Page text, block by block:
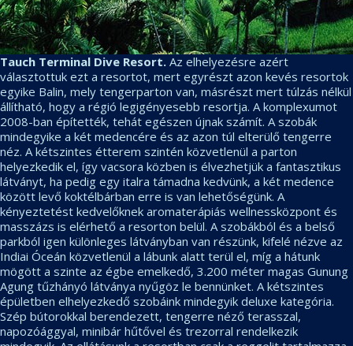
Tauch Terminal Dive Resort. Az elhelyezésre azért
választottuk ezt a resortot, mert egyrészt azon kevés resortok
egyike Balin, mely tengerparton van, másrészt mert túlzás nélkül
állítható, hogy a régió legigényesebb resortja. A komplexumot
2008-ban építették, tehát egészen újnak számít. A szobák
mindegyike a két medencére és az azon túl elterülő tengerre
néz. A kétszintes étterem szintén közvetlenül a parton
helyezkedik el, így vacsora közben is élvezhetjük a fantasztikus
látványt, ha pedig egy italra támadna kedvünk, a két medence
között levő koktélbárban erre is van lehetőségünk. A
kényeztetést kedvelőknek aromaterápiás wellnessközpont és
masszázs is elérhető a resorton belül. A szobákból és a belső
parkból igen különleges látványban van részünk, kifelé nézve az
Indiai Óceán közvetlenül a lábunk alatt terül el, míg a hátunk
mögött a szinte az égbe emelkedő, 3.200 méter magas Gunung
Agung tűzhányó látványa nyűgöz le bennünket. A kétszintes
épületben elhelyezkedő szobáink mindegyik deluxe kategória.
Szép bútorokkal berendezett, tengerre néző terasszal,
napozóággyal, minibár hűtővel és trezorral rendelkezik